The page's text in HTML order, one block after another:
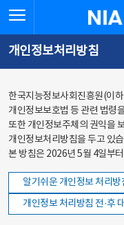
바로가기
바로가기
한국지
개인정보처리방침
한국지능정보사회진흥원(이
개인정보보호법 등 관련 법령
또한 개인정보주체의 권익을
개인정보처리방침을 두고 있
본 방침은 2026년 5월 4일부
알기쉬운 개인정보 처리방
개인정보 처리방침 전·후